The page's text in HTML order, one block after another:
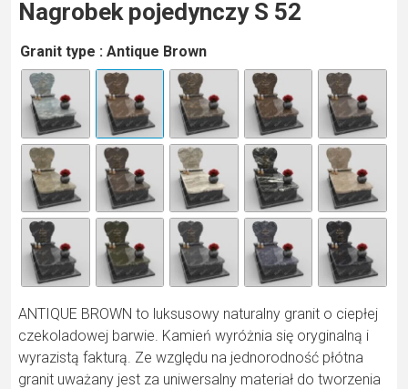
Nagrobek pojedynczy S 52
Granit type : Antique Brown
ANTIQUE BROWN to luksusowy naturalny granit o ciepłej
czekoladowej barwie. Kamień wyróżnia się oryginalną i
wyrazistą fakturą. Ze względu na jednorodność płótna
granit uważany jest za uniwersalny materiał do tworzenia
A
lt
n
ti
e